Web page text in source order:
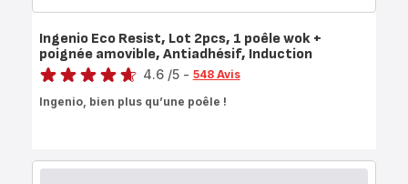
Ingenio Eco Resist, Lot 2pcs, 1 poêle wok +
poignée amovible, Antiadhésif, Induction
Note
4.6 /5 - 548 Avis
Ingenio, bien plus qu’une poêle !